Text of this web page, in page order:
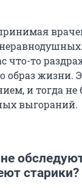
что-то
образ жизни.
и тогда не
выгораний.
старики?